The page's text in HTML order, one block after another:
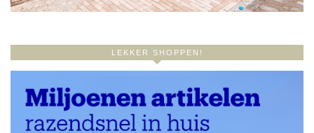
LEKKER SHOPPEN!